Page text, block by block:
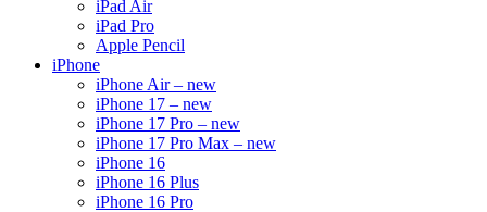
iPad Air
iPad Pro
Apple Pencil
iPhone
iPhone Air – new
iPhone 17 – new
iPhone 17 Pro – new
iPhone 17 Pro Max – new
iPhone 16
iPhone 16 Plus
iPhone 16 Pro